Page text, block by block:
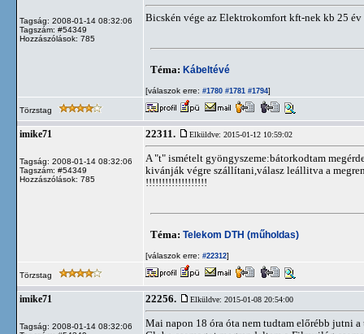
Tagság: 2008-01-14 08:32:06
Tagszám: #54349
Hozzászólások: 785
Bicskén vége az Elektrokomfort kft-nek kb 25 év
Téma: Kábeltévé
[válaszok erre: #1780 #1781 #1794]
Törzstag
imike71
Tagság: 2008-01-14 08:32:06
Tagszám: #54349
Hozzászólások: 785
22311. Elküldve: 2015-01-12 10:59:02
A "t" ismételt gyöngyszeme:bátorkodtam
kivánják végre szállítani,válasz leállitva a
!!!!!!!!!!!!!!!!!!!
Téma: Telekom DTH (műholdas)
[válaszok erre: #22312]
Törzstag
imike71
Tagság: 2008-01-14 08:32:06
22256. Elküldve: 2015-01-08 20:54:00
Mai napon 18 óra óta nem tudtam előrébb jutni